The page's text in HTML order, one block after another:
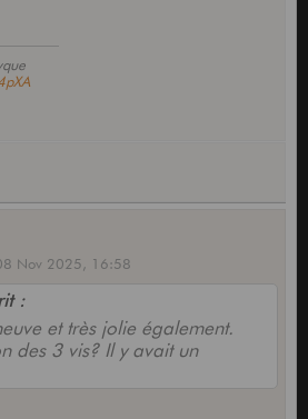
Nov 2025, 16:58
:
et très jolie également.
des 3 vis? Il y avait un